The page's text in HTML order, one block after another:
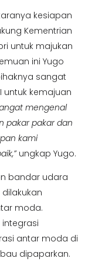
kesiapan
Kementrian
untuk majukan
ini Yugo
sangat
untuk kemajuan
mengenal
pakar pakar dan
kami
ungkap Yugo.
bandar udara
moda.
antar moda di
dipaparkan.